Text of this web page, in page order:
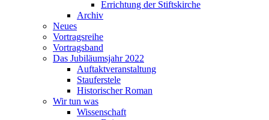
Errichtung der Stiftskirche
Archiv
Neues
Vortragsreihe
Vortragsband
Das Jubiläumsjahr 2022
Auftaktveranstaltung
Stauferstele
Historischer Roman
Wir tun was
Wissenschaft